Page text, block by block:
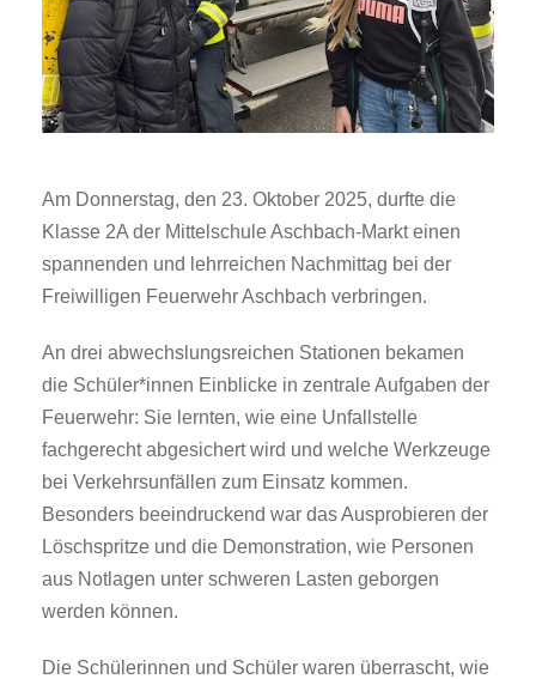
Am Donnerstag, den 23. Oktober 2025, durfte die
Klasse 2A der Mittelschule Aschbach-Markt einen
spannenden und lehrreichen Nachmittag bei der
Freiwilligen Feuerwehr Aschbach verbringen.
An drei abwechslungsreichen Stationen bekamen
die Schüler*innen Einblicke in zentrale Aufgaben der
Feuerwehr: Sie lernten, wie eine Unfallstelle
fachgerecht abgesichert wird und welche Werkzeuge
bei Verkehrsunfällen zum Einsatz kommen.
Besonders beeindruckend war das Ausprobieren der
Löschspritze und die Demonstration, wie Personen
aus Notlagen unter schweren Lasten geborgen
werden können.
Die Schülerinnen und Schüler waren überrascht, wie